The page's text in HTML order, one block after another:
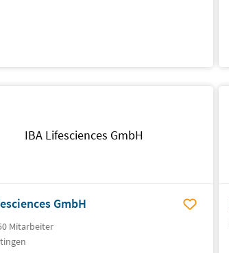
IBA Lifesciences GmbH
GmbH
Mitarbeiter